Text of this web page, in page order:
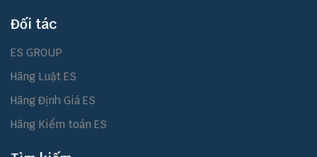
Đối tác
ES GROUP
Hãng Luật ES
Hãng Định Giá ES
Hãng Kiểm toán ES